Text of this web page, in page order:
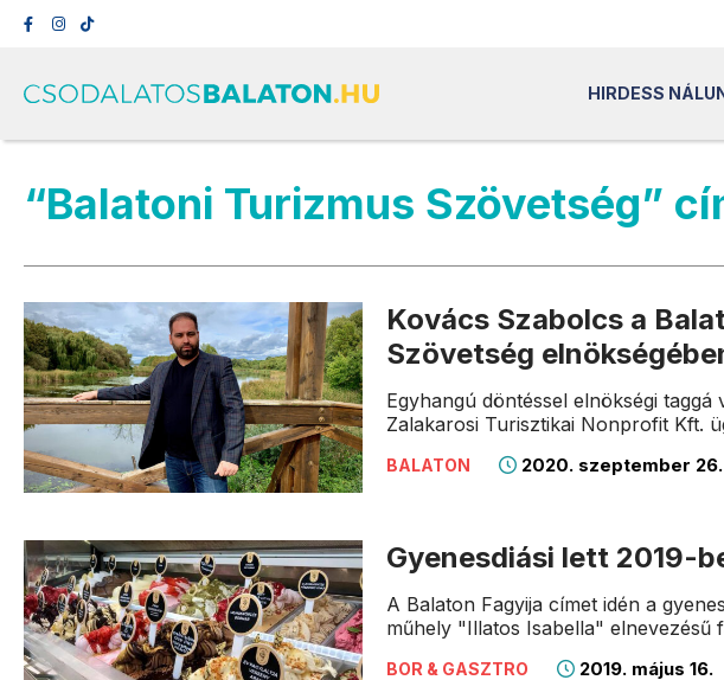
HIRDESS
“Balatoni Turizmus Szövetség”
Kovács Szabolcs a
Szövetség
Egyhangú döntéssel elnökségi
Zalakarosi Turisztikai Nonprofit Kft.
BALATON 2020. szeptember 26.
Gyenesdiási lett 2019-
A Balaton Fagyija címet idén a
műhely "Illatos Isabella" elnevezésű
BOR & GASZTRO 2019. május 16.